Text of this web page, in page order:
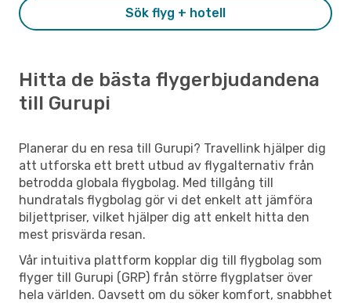
Sök flyg + hotell
Hitta de bästa flygerbjudandena
till Gurupi
Planerar du en resa till Gurupi? Travellink hjälper dig
att utforska ett brett utbud av flygalternativ från
betrodda globala flygbolag. Med tillgång till
hundratals flygbolag gör vi det enkelt att jämföra
biljettpriser, vilket hjälper dig att enkelt hitta den
mest prisvärda resan.
Vår intuitiva plattform kopplar dig till flygbolag som
flyger till Gurupi (GRP) från större flygplatser över
hela världen. Oavsett om du söker komfort, snabbhet